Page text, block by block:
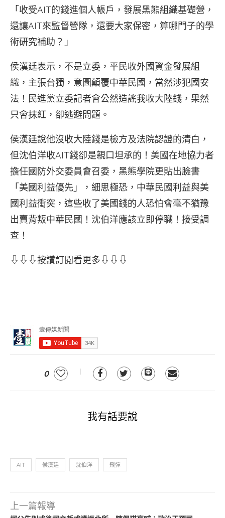
「收受AIT的錢進個人帳戶，發展黑熊組織基礎營，
還讓AIT來監督營隊，還要大家保密，算哪門子的學
術研究補助？」
侯漢廷表示，不是立委，平民收外國資金發展組
織，主張台獨，意圖顛覆中華民國，當然涉犯國安
法！民進黨立委記者會公然造謠我收大陸錢，果然
只會抹紅，卻逃避問題。
侯漢廷說他沒收大陸錢是檢方及法院認證的清白，
但沈伯洋收AIT錢卻是親口坦承的！美國在地協力者
擔任國防外交委員會召委，黑熊學院更貼出臉書
「美國利益優先」，細思極恐，中華民國利益與美
國利益衝突，這些收了美國錢的人恐怕會毫不猶豫
出賣背叛中華民國！沈伯洋應該立即停職！接受調
查！
⇩⇩⇩按讚訂閱看更多⇩⇩⇩
0
我有話要說
AIT 侯漢廷 沈伯洋 飛彈
上一篇報導